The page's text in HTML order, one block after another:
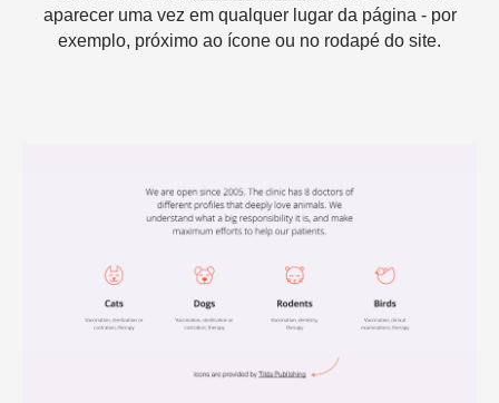
aparecer uma vez em qualquer lugar da página - por
exemplo, próximo ao ícone ou no rodapé do site.